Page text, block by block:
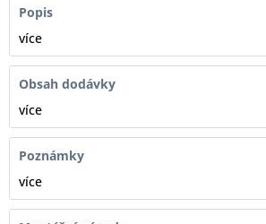
Popis
více
Obsah dodávky
více
Poznámky
více